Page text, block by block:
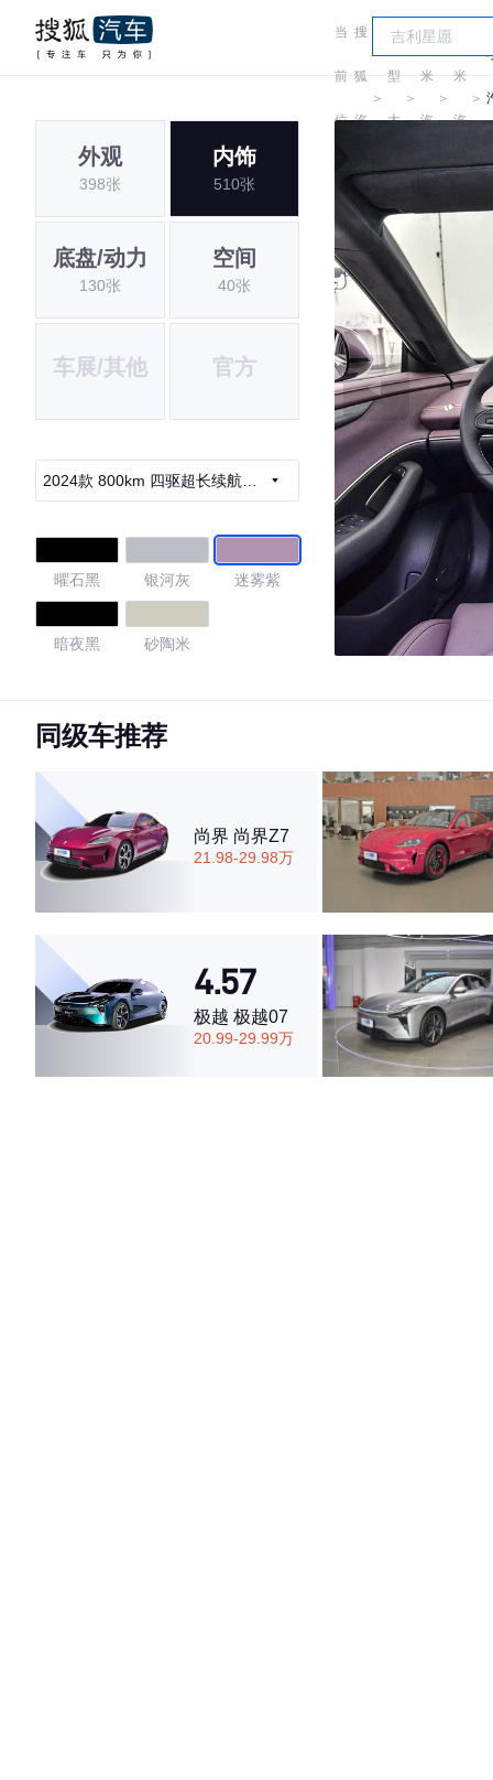
当
前
位
搜
狐
汽
＞
车
型
大
＞
小
米
汽
车
＞
米
汽
车
＞
外观
398张
内饰
510张
底盘/动力
130张
空间
40张
车展/其他 官方
2024款 800km 四驱超长续航高
曜石黑 银河灰 迷雾紫
暗夜黑 砂陶米
4.43
·外观表现一般，低于60%同级车
·内饰表现较为优秀，优于53%同级车
·空间表现一般，低于79%同级车
同级车推荐
尚界 尚界Z7
21.98-29.98万
4.57
极越 极越07
20.99-29.99万